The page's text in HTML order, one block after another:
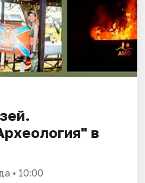
в
• 10:00